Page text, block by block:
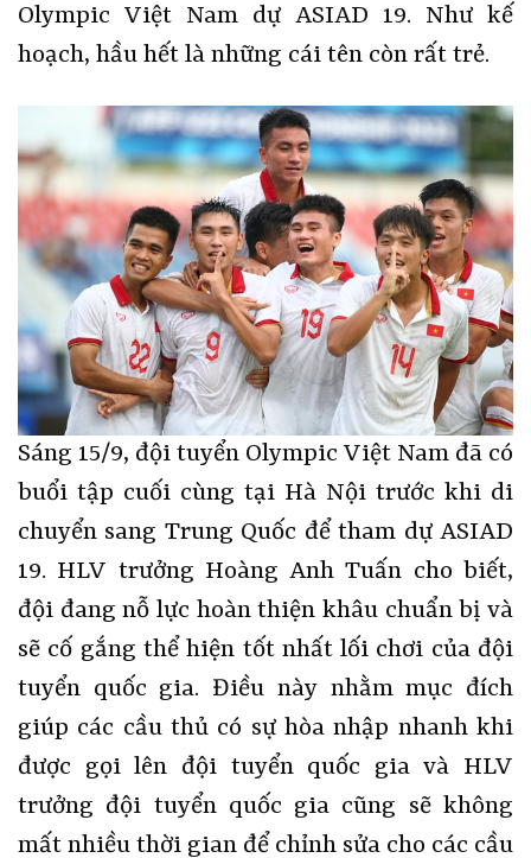
Olympic Việt Nam dự ASIAD 19. Như kế
hoạch, hầu hết là những cái tên còn rất trẻ.
Sáng 15/9, đội tuyển Olympic Việt Nam đã có
buổi tập cuối cùng tại Hà Nội trước khi di
chuyển sang Trung Quốc để tham dự ASIAD
19. HLV trưởng Hoàng Anh Tuấn cho biết,
đội đang nỗ lực hoàn thiện khâu chuẩn bị và
sẽ cố gắng thể hiện tốt nhất lối chơi của đội
tuyển quốc gia. Điều này nhằm mục đích
giúp các cầu thủ có sự hòa nhập nhanh khi
được gọi lên đội tuyển quốc gia và HLV
trưởng đội tuyển quốc gia cũng sẽ không
mất nhiều thời gian để chỉnh sửa cho các cầu